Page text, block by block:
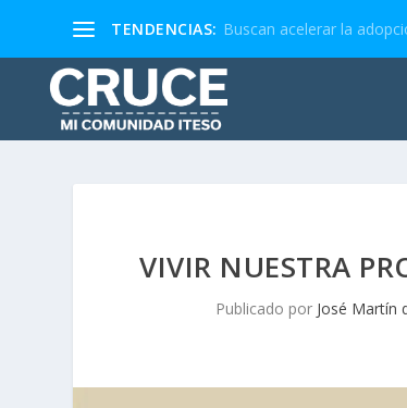
TENDENCIAS: Buscan acelerar la
VIVIR NUESTRA
Publicado por José Martín